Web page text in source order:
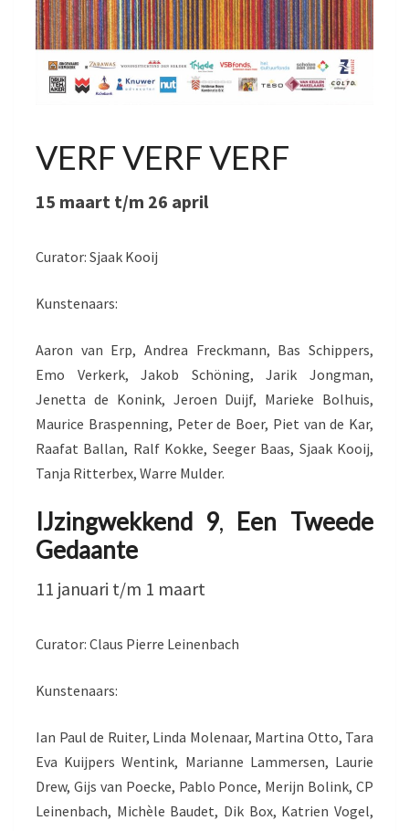
VERF VERF VERF
15 maart t/m 26 april
Curator: Sjaak Kooij
Kunstenaars:
Aaron van Erp, Andrea Freckmann, Bas Schippers,
Emo Verkerk, Jakob Schöning, Jarik Jongman,
Jenetta de Konink, Jeroen Duijf, Marieke Bolhuis,
Maurice Braspenning, Peter de Boer, Piet van de Kar,
Raafat Ballan, Ralf Kokke, Seeger Baas, Sjaak Kooij,
Tanja Ritterbex, Warre Mulder.
IJzingwekkend 9, Een Tweede
Gedaante
11 januari t/m 1 maart
Curator: Claus Pierre Leinenbach
Kunstenaars:
Ian Paul de Ruiter, Linda Molenaar, Martina Otto, Tara
Eva Kuijpers Wentink, Marianne Lammersen, Laurie
Drew, Gijs van Poecke, Pablo Ponce, Merijn Bolink, CP
Leinenbach, Michèle Baudet, Dik Box, Katrien Vogel,